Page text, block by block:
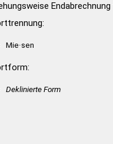
Mie·sen
Deklinierte Form